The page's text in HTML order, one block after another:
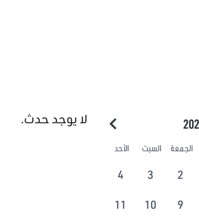
الجمعة السبت الأحد
2
3
4
9
10
11
لا يوجد حدث.